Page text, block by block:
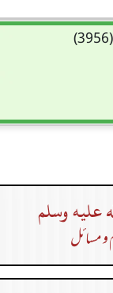
عليه وسلم
مسائل